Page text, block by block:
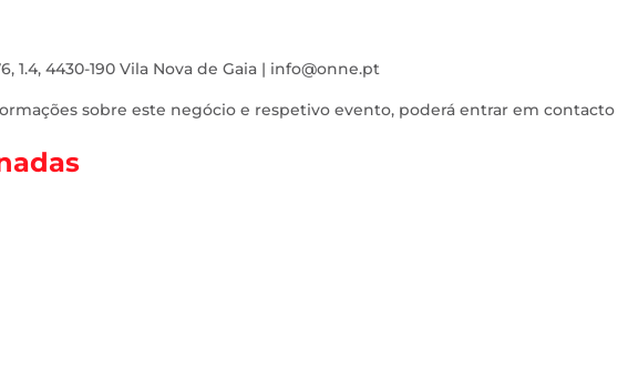
1.4, 4430-190 Vila Nova de Gaia | info@onne.pt
sobre este negócio e respetivo evento, poderá entrar em contacto